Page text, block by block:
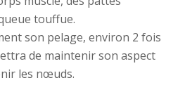
touffue.
son pelage, environ 2 fois
de maintenir son aspect
les nœuds.